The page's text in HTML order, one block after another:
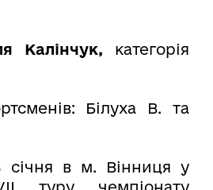
Калінчук, категорія
Білуха В. та
січня в м. Вінниця у